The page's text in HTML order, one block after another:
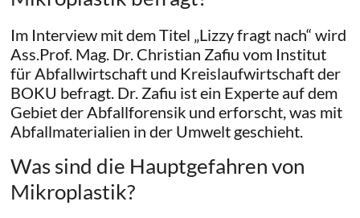
Im Interview mit dem Titel „Lizzy fragt nach“ wird
Ass.Prof. Mag. Dr. Christian Zafiu vom Institut
für Abfallwirtschaft und Kreislaufwirtschaft der
BOKU befragt. Dr. Zafiu ist ein Experte auf dem
Gebiet der Abfallforensik und erforscht, was mit
Abfallmaterialien in der Umwelt geschieht.
Was sind die Hauptgefahren von
Mikroplastik?